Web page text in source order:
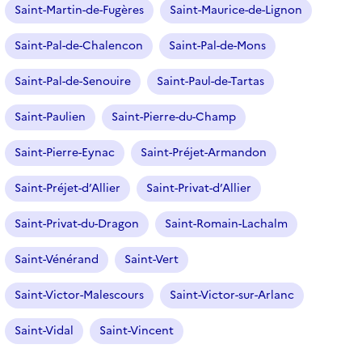
Saint-Martin-de-Fugères Saint-Maurice-de-Lignon
Saint-Pal-de-Chalencon Saint-Pal-de-Mons
Saint-Pal-de-Senouire Saint-Paul-de-Tartas
Saint-Paulien Saint-Pierre-du-Champ
Saint-Pierre-Eynac Saint-Préjet-Armandon
Saint-Préjet-d’Allier Saint-Privat-d’Allier
Saint-Privat-du-Dragon Saint-Romain-Lachalm
Saint-Vénérand Saint-Vert
Saint-Victor-Malescours Saint-Victor-sur-Arlanc
Saint-Vidal Saint-Vincent